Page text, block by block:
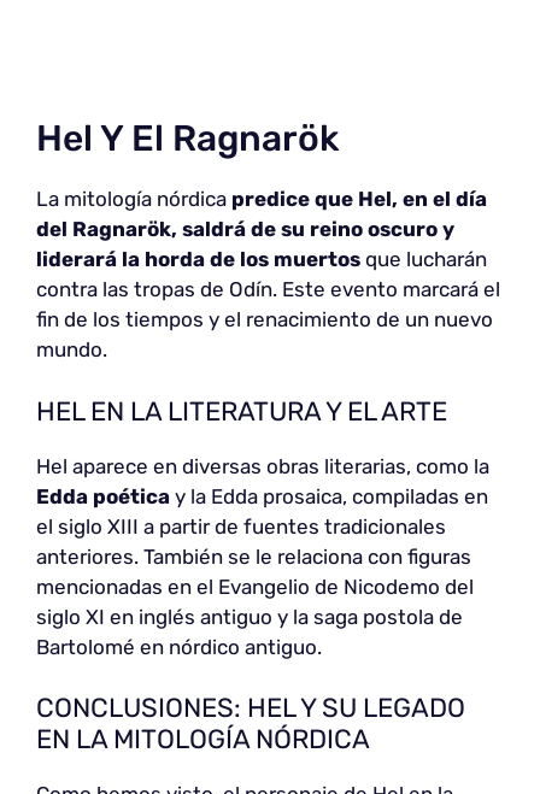
Hel Y El Ragnarök
La mitología nórdica predice que Hel, en el día
del Ragnarök, saldrá de su reino oscuro y
liderará la horda de los muertos que lucharán
contra las tropas de Odín. Este evento marcará el
fin de los tiempos y el renacimiento de un nuevo
mundo.
HEL EN LA LITERATURA Y EL ARTE
Hel aparece en diversas obras literarias, como la
Edda poética y la Edda prosaica, compiladas en
el siglo XIII a partir de fuentes tradicionales
anteriores. También se le relaciona con figuras
mencionadas en el Evangelio de Nicodemo del
siglo XI en inglés antiguo y la saga postola de
Bartolomé en nórdico antiguo.
CONCLUSIONES: HEL Y SU LEGADO
EN LA MITOLOGÍA NÓRDICA